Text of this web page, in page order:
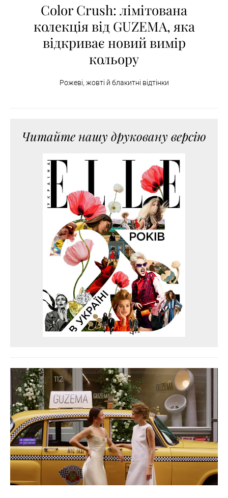
Color Crush: лімітована
колекція від GUZEMA, яка
відкриває новий вимір
кольору
Рожеві, жовті й блакитні відтінки
Читайте нашу друковану версію